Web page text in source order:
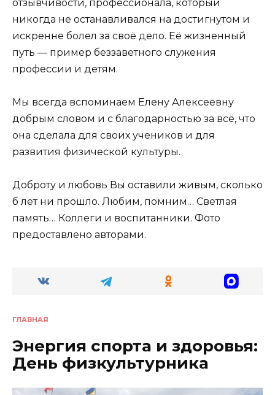
отзывчивости, профессионала, который
никогда не останавливался на достигнутом и
искренне болел за своё дело. Её жизненный
путь — пример беззаветного служения
профессии и детям.
Мы всегда вспоминаем Елену Алексеевну
добрым словом и с благодарностью за всё, что
она сделала для своих учеников и для
развития физической культуры.
Доброту и любовь Вы оставили живым, сколько
б лет ни прошло. Любим, помним… Светлая
память… Коллеги и воспитанники. Фото
предоставлено авторами.
ГЛАВНАЯ
Энергия спорта и здоровья:
День физкультурника